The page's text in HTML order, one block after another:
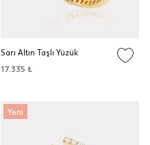
Sarı Altın Taşlı Yüzük
17.335 ₺
Yeni